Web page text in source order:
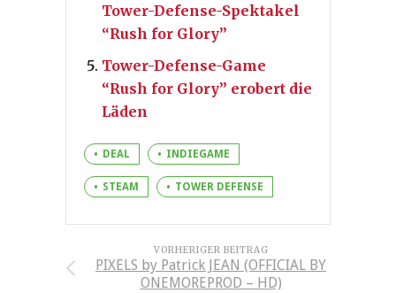
Tower-Defense-Spektakel
“Rush for Glory”
Tower-Defense-Game
“Rush for Glory” erobert die
Läden
DEAL INDIEGAME
STEAM TOWER DEFENSE
VORHERIGER BEITRAG
PIXELS by Patrick JEAN (OFFICIAL BY
ONEMOREPROD – HD)